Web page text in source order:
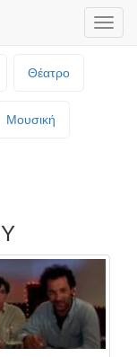
Θέατρο
Μουσική